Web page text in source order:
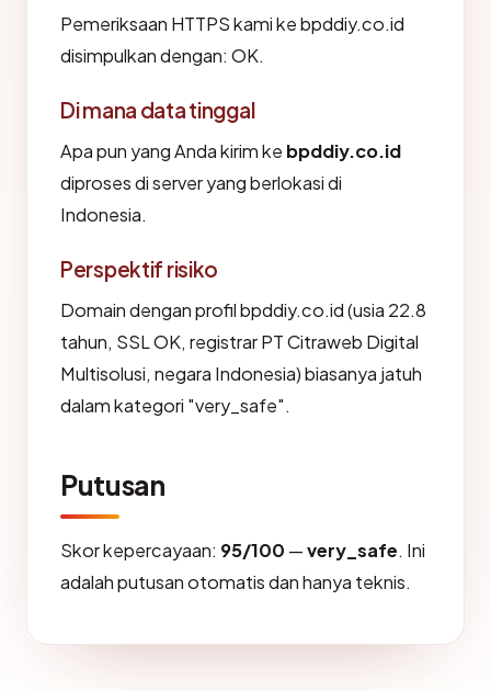
Pemeriksaan HTTPS kami ke bpddiy.co.id
disimpulkan dengan: OK.
Di mana data tinggal
Apa pun yang Anda kirim ke bpddiy.co.id
diproses di server yang berlokasi di
Indonesia.
Perspektif risiko
Domain dengan profil bpddiy.co.id (usia 22.8
tahun, SSL OK, registrar PT Citraweb Digital
Multisolusi, negara Indonesia) biasanya jatuh
dalam kategori "very_safe".
Putusan
Skor kepercayaan: 95/100 —very_safe. Ini
adalah putusan otomatis dan hanya teknis.